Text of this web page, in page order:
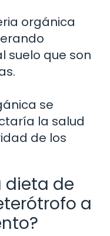
orgánica
suelo que son
se
la salud
de los
dieta de
a